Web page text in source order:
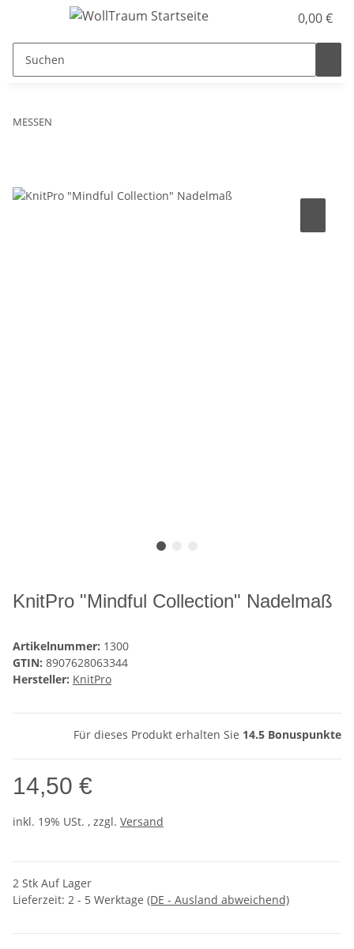
0,00 €
MESSEN
KnitPro "Mindful Collection" Nadelmaß
Artikelnummer: 1300
GTIN: 8907628063344
Hersteller: KnitPro
Für dieses Produkt erhalten Sie 14.5 Bonuspunkte
14,50 €
inkl. 19% USt. , zzgl. Versand
2 Stk Auf Lager
Lieferzeit: 2 - 5 Werktage (DE - Ausland abweichend)